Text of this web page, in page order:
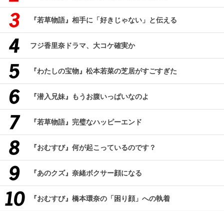
『若草物語』相手に「好きじゃない」と伝える
フジ香里奈ドラマ、大コケ確実か
『わたしの宝物』松本若菜の芝居がすごすぎた
『潜入兄妹』もうお腹いっぱいなのよ
『若草物語』完璧なハッピーエンド
『おむすび』何が起こっているのです？
『あのクズ』奈緒ボクサー顔になる
『おむすび』橋本環奈の「困り顔」への執着